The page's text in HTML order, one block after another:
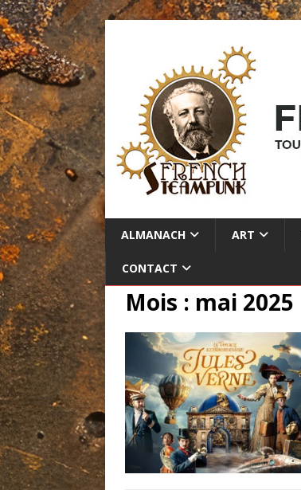
ALMANACH ART
CONTACT
Mois : mai 2025